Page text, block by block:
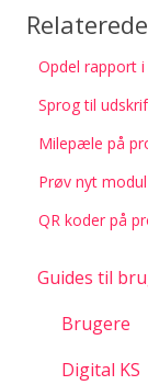
Opdel rapport
Sprog til
Milepæle på
Prøv nyt
QR koder på
Guides til
Brugere
Digital KS